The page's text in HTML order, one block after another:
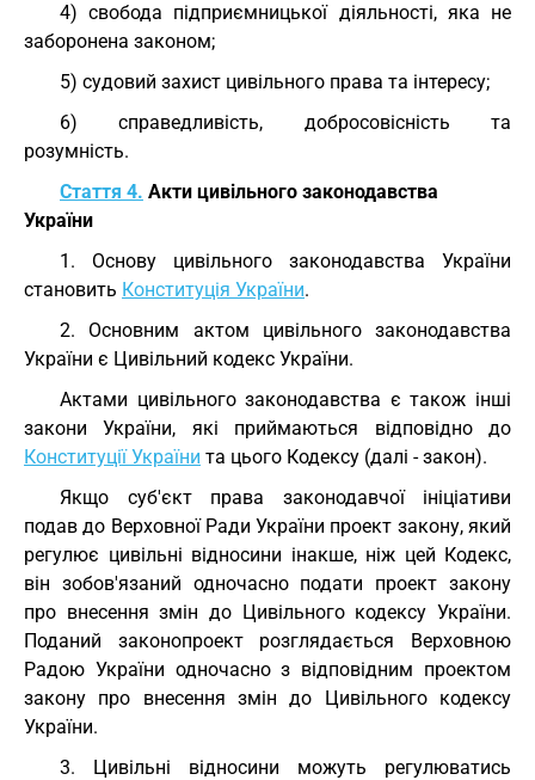
4) свобода підприємницької діяльності, яка не
заборонена законом;
5) судовий захист цивільного права та інтересу;
6) справедливість, добросовісність та
розумність.
Стаття 4. Акти цивільного законодавства
України
1. Основу цивільного законодавства України
становить Конституція України.
2. Основним актом цивільного законодавства
України є Цивільний кодекс України.
Актами цивільного законодавства є також інші
закони України, які приймаються відповідно до
Конституції України та цього Кодексу (далі - закон).
Якщо суб'єкт права законодавчої ініціативи
подав до Верховної Ради України проект закону, який
регулює цивільні відносини інакше, ніж цей Кодекс,
він зобов'язаний одночасно подати проект закону
про внесення змін до Цивільного кодексу України.
Поданий законопроект розглядається Верховною
Радою України одночасно з відповідним проектом
закону про внесення змін до Цивільного кодексу
України.
3. Цивільні відносини можуть регулюватись